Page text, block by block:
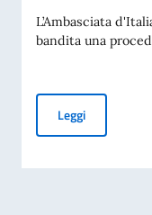
L’Ambasciata
bandita una
LeggiAVVISO